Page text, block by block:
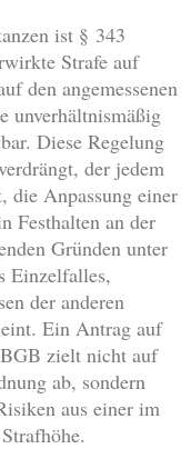
ist § 343
Strafe auf
den angemessenen
unverhältnismäßig
Diese Regelung
der jedem
die Anpassung einer
Festhalten an der
Gründen unter
Einzelfalles,
der anderen
Ein Antrag auf
zielt nicht auf
ab, sondern
aus einer im